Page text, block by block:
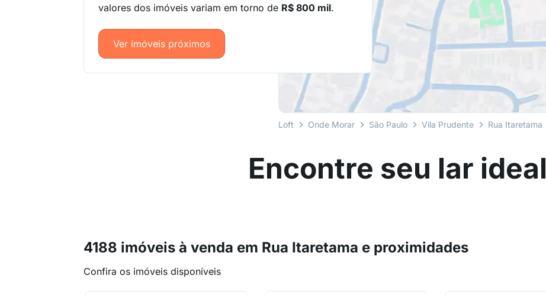
Loft Onde Morar São Paulo Vila Prudente Rua Itaretama
valores dos imóveis variam em torno de R$ 800 mil.
Ver imóveis próximos
Encontre seu lar ideal
4188 imóveis à venda em Rua Itaretama e proximidades
Confira os imóveis disponíveis